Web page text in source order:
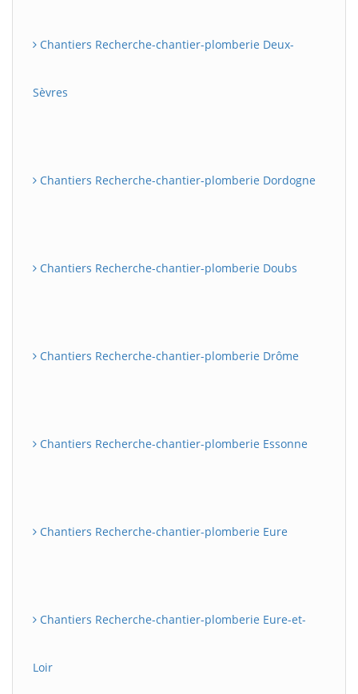
Chantiers Recherche-chantier-plomberie Deux-
Sèvres
Chantiers Recherche-chantier-plomberie Dordogne
Chantiers Recherche-chantier-plomberie Doubs
Chantiers Recherche-chantier-plomberie Drôme
Chantiers Recherche-chantier-plomberie Essonne
Chantiers Recherche-chantier-plomberie Eure
Chantiers Recherche-chantier-plomberie Eure-et-
Loir